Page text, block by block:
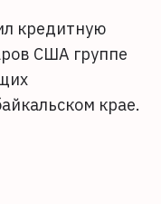
кредитную
США группе
крае.